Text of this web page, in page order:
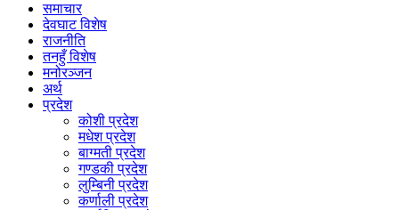
समाचार
देवघाट विशेष
राजनीति
तनहुँ विशेष
मनोरञ्जन
अर्थ
प्रदेश
कोशी प्रदेश
मधेश प्रदेश
बाग्मती प्रदेश
गण्डकी प्रदेश
लुम्बिनी प्रदेश
कर्णाली प्रदेश